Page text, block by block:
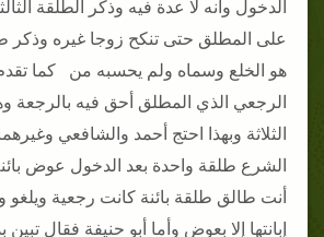
الدخول وأنه لا عدة فيه وذكر الطلقة
على المطلق حتى تنكح زوجا غيره وذكر
هو الخلع وسماه ولم يحسبه من كما
الرجعي الذي المطلق أحق فيه بالرجعة
الثلاثة وبهذا احتج أحمد والشافعي
الشرع طلقة واحدة بعد الدخول عوض بائنة
أنت طالق طلقة بائنة كانت رجعية ويلغو
إبانتها إلا بعوض وأما أبو حنيفة فقال